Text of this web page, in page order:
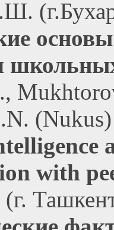
(Nukus)
with